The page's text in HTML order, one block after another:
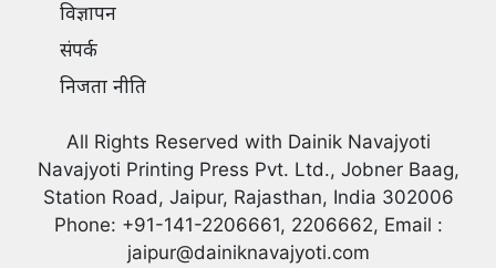
विज्ञापन
संपर्क
निजता नीति
All Rights Reserved with Dainik Navajyoti
Navajyoti Printing Press Pvt. Ltd., Jobner Baag,
Station Road, Jaipur, Rajasthan, India 302006
Phone: +91-141-2206661, 2206662, Email :
jaipur@dainiknavajyoti.com